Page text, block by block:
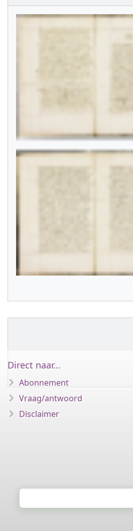
Direct naar...
Abonnement
Vraag/antwoord
Disclaimer